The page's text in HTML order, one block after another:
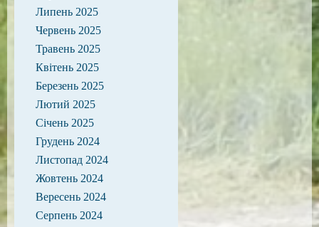
Липень 2025
Червень 2025
Травень 2025
Квітень 2025
Березень 2025
Лютий 2025
Січень 2025
Грудень 2024
Листопад 2024
Жовтень 2024
Вересень 2024
Серпень 2024